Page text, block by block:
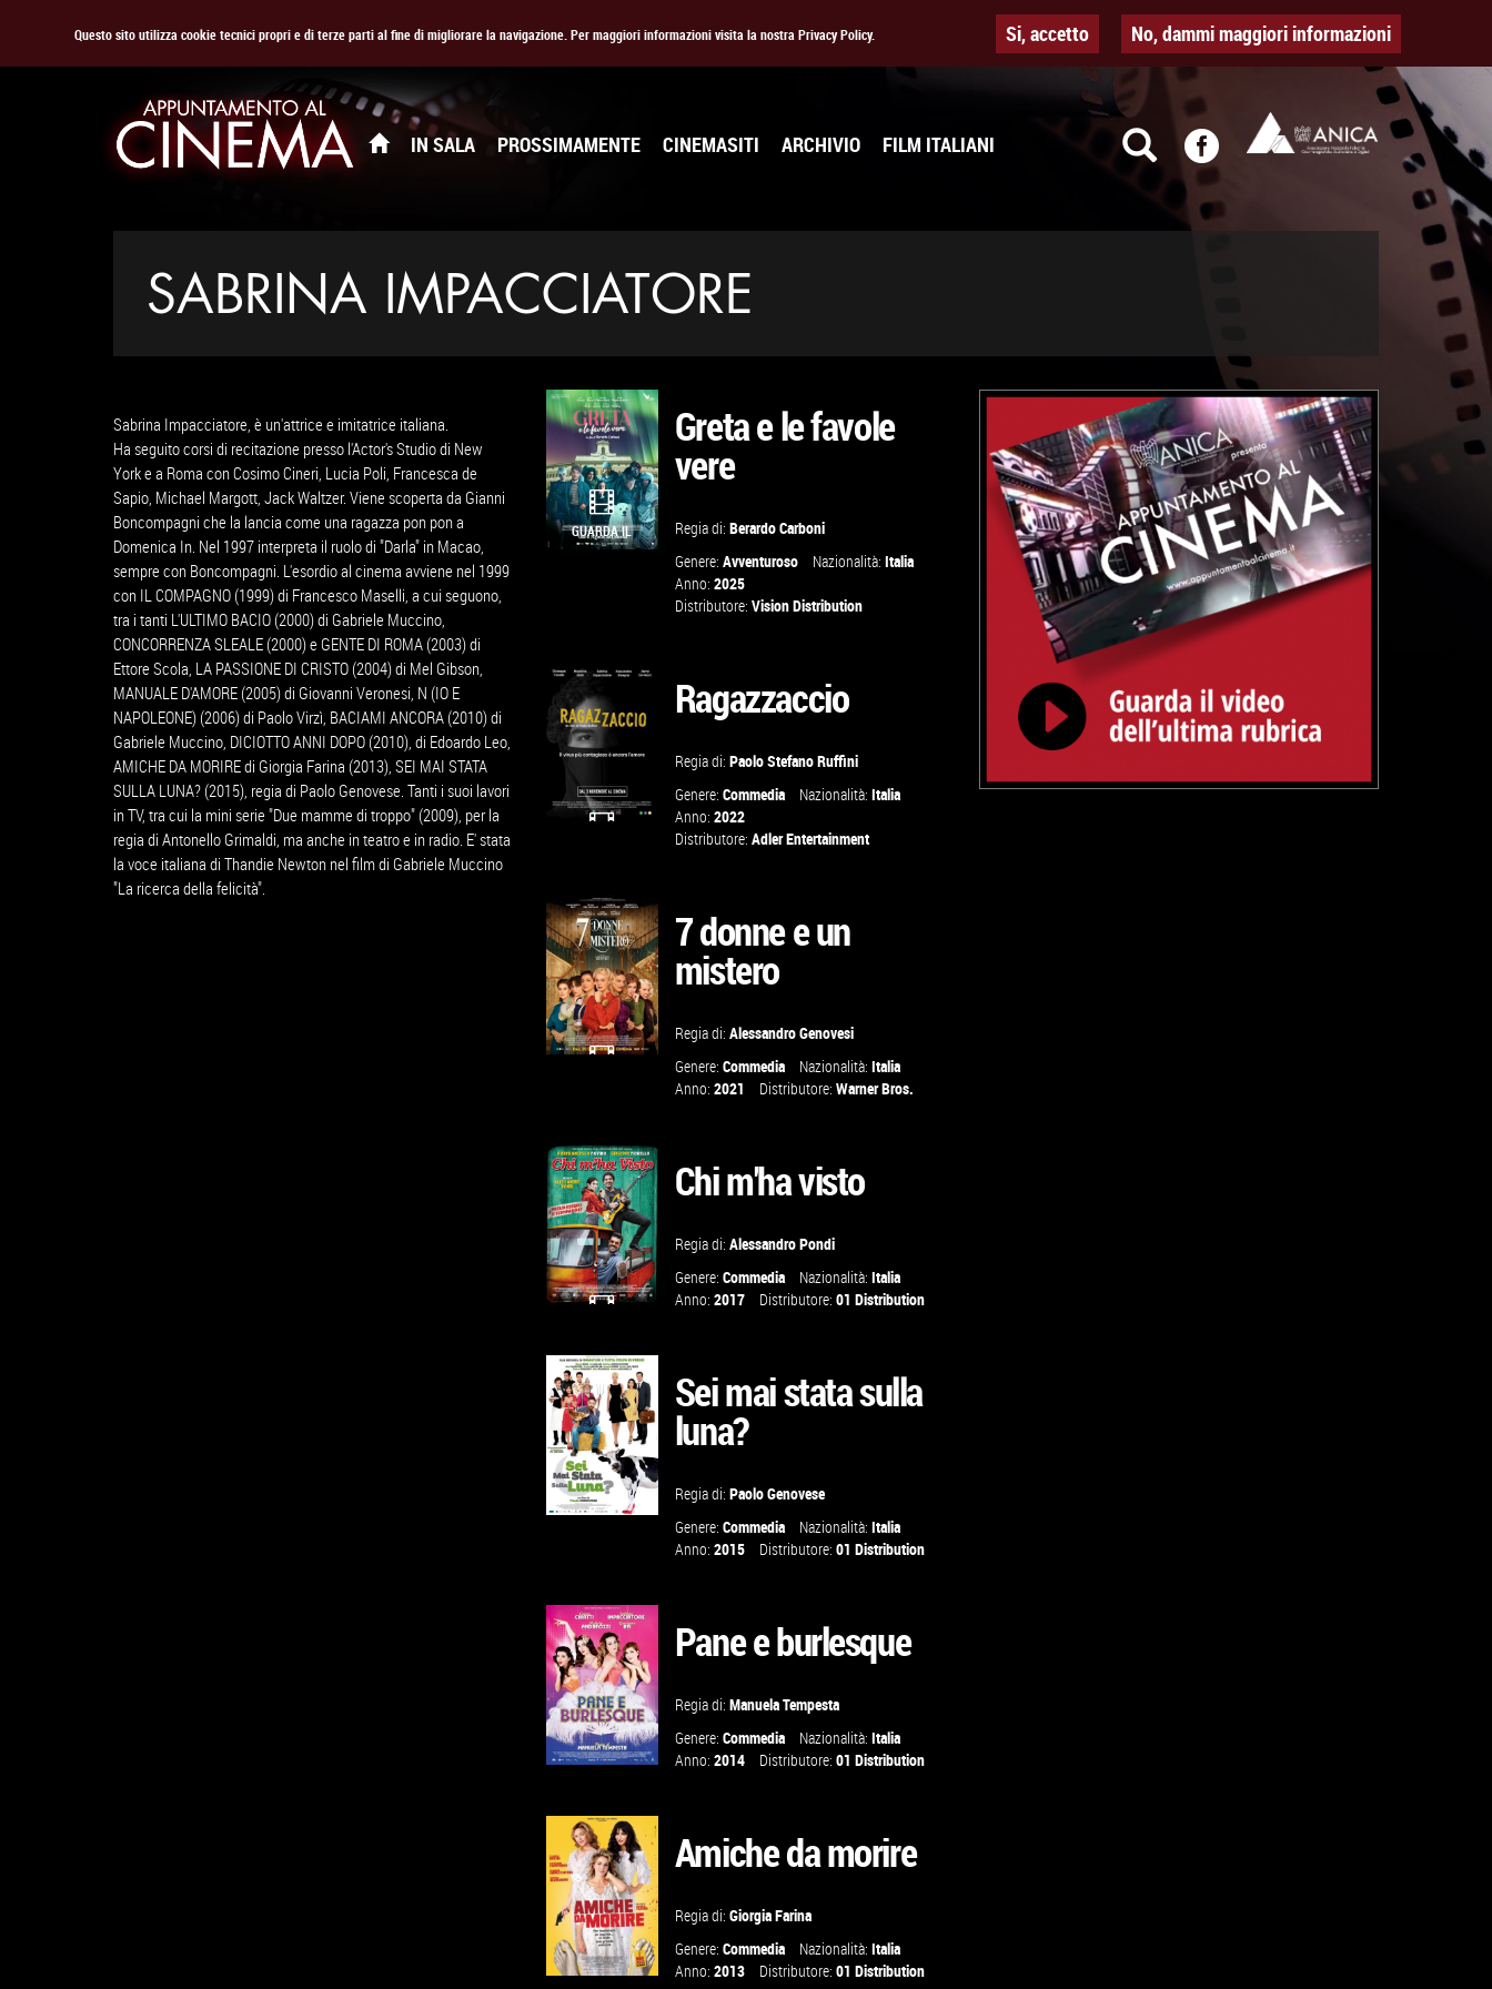
Questo sito utilizza cookie tecnici propri e di terze parti al fine di migliorare la navigazione. Per maggiori informazioni visita la nostra Privacy Policy. Si, accetto No, dammi maggiori informazioni
IN SALA PROSSIMAMENTE CINEMASITI ARCHIVIO FILM ITALIANI
SABRINA IMPACCIATORE
Sabrina Impacciatore, è un'attrice e imitatrice italiana.
Ha seguito corsi di recitazione presso l'Actor's Studio di New
York e a Roma con Cosimo Cineri, Lucia Poli, Francesca de
Sapio, Michael Margott, Jack Waltzer. Viene scoperta da Gianni
Boncompagni che la lancia come una ragazza pon pon a
Domenica In. Nel 1997 interpreta il ruolo di "Darla" in Macao,
sempre con Boncompagni. L'esordio al cinema avviene nel 1999
con IL COMPAGNO (1999) di Francesco Maselli, a cui seguono,
tra i tanti L'ULTIMO BACIO (2000) di Gabriele Muccino,
CONCORRENZA SLEALE (2000) e GENTE DI ROMA (2003) di
Ettore Scola, LA PASSIONE DI CRISTO (2004) di Mel Gibson,
MANUALE D'AMORE (2005) di Giovanni Veronesi, N (IO E
NAPOLEONE) (2006) di Paolo Virzì, BACIAMI ANCORA (2010) di
Gabriele Muccino, DICIOTTO ANNI DOPO (2010), di Edoardo Leo,
AMICHE DA MORIRE di Giorgia Farina (2013), SEI MAI STATA
SULLA LUNA? (2015), regia di Paolo Genovese. Tanti i suoi lavori
in TV, tra cui la mini serie "Due mamme di troppo" (2009), per la
regia di Antonello Grimaldi, ma anche in teatro e in radio. E' stata
la voce italiana di Thandie Newton nel film di Gabriele Muccino
"La ricerca della felicità".
GUARDA IL
VAI ALLA
SCHEDA
Greta e le favole
vere
Regia di: Berardo Carboni
Genere: Avventuroso Nazionalità: Italia
Anno: 2025
Distributore: Vision Distribution
VAI ALLA
SCHEDA
Ragazzaccio
Regia di: Paolo Stefano Ruffini
Genere: Commedia Nazionalità: Italia
Anno: 2022
Distributore: Adler Entertainment
VAI ALLA
SCHEDA
7 donne e un
mistero
Regia di: Alessandro Genovesi
Genere: Commedia Nazionalità: Italia
Anno: 2021 Distributore: Warner Bros.
TRAILER
VAI ALLA
SCHEDA
Chi m'ha visto
Regia di: Alessandro Pondi
Genere: Commedia Nazionalità: Italia
Anno: 2017 Distributore: 01 Distribution
VAI ALLA
SCHEDA
Sei mai stata sulla
luna?
Regia di: Paolo Genovese
Genere: Commedia Nazionalità: Italia
Anno: 2015 Distributore: 01 Distribution
VAI ALLA
SCHEDA
Pane e burlesque
Regia di: Manuela Tempesta
Genere: Commedia Nazionalità: Italia
Anno: 2014 Distributore: 01 Distribution
Amiche da morire
Regia di: Giorgia Farina
Genere: Commedia Nazionalità: Italia
Anno: 2013 Distributore: 01 Distribution